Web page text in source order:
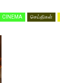
CINEMA செய்திகள்